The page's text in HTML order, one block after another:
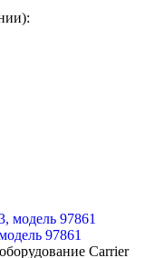
97861
Carrier